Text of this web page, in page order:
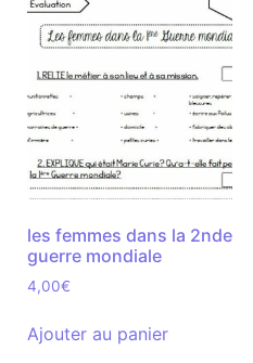
les femmes dans la 2nde
guerre mondiale
4,00€
Ajouter au panier